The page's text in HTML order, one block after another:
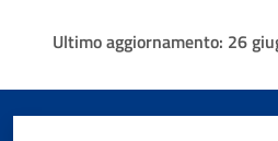
Ultimo aggiornamento: 26